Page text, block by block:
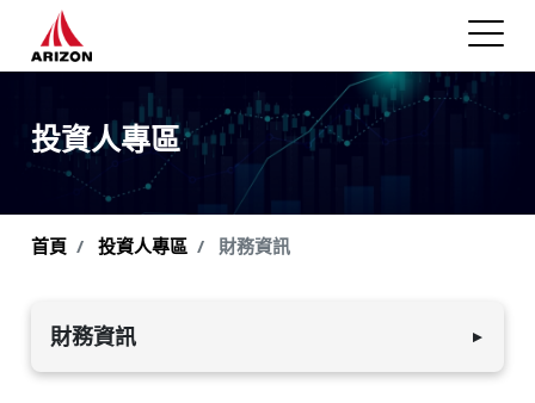
投資人專區
首頁 投資人專區 財務資訊
財務資訊 ▼